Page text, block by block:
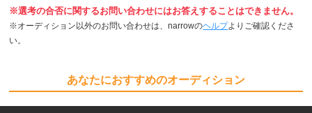
※選考の合否に関するお問い合わせにはお答えすることはできません。
※オーディション以外のお問い合わせは、narrowのヘルプよりご確認くださ
い。
あなたにおすすめのオーディション